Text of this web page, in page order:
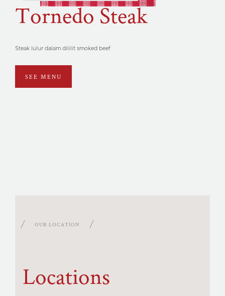
Tornedo Steak
Steak lulur dalam dililit smoked beef
SEE MENU
OUR LOCATION
Locations